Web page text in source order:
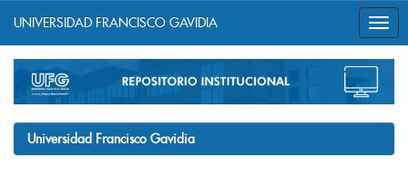
navigation
UNIVERSIDAD FRANCISCO GAVIDIA
Universidad Francisco Gavidia